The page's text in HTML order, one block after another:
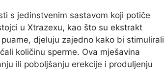
s jedinstvenim sastavom koji potiče
u Xtrazexu, kao što su ekstrakt
djeluju zajedno kako bi stimulirali
količinu sperme. Ova mješavina
ili poboljšanju erekcije i produljenju